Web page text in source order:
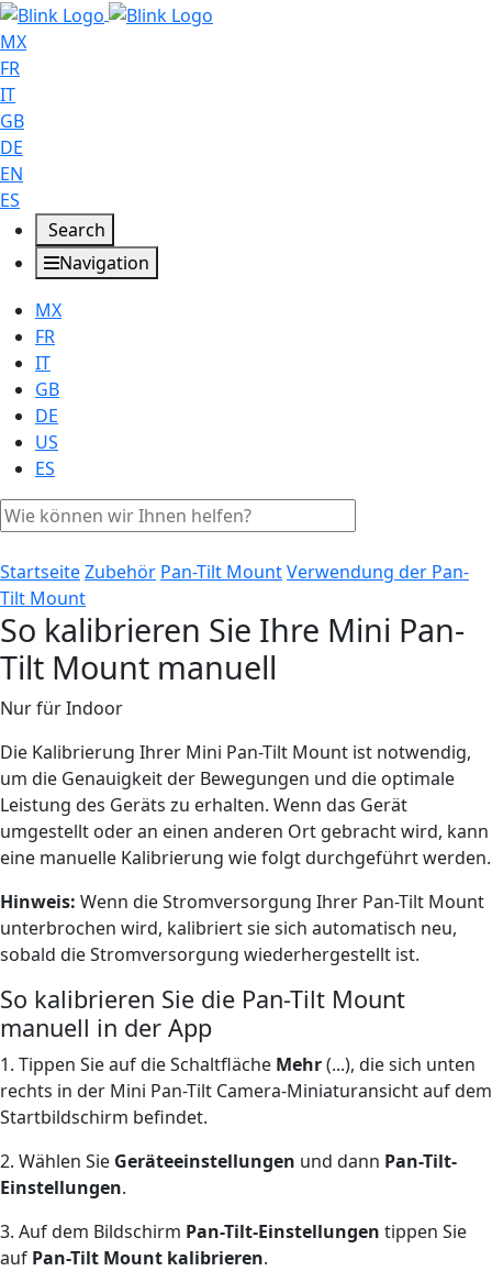
MX
FR
IT
GB
DE
EN
ES
Search
Navigation
MX
FR
IT
GB
DE
US
ES
StartseiteZubehör Pan-Tilt MountVerwendung der Pan-
Tilt Mount
So kalibrieren Sie Ihre Mini Pan-
Tilt Mount manuell
Nur für Indoor
Die Kalibrierung Ihrer Mini Pan-Tilt Mount ist notwendig,
um die Genauigkeit der Bewegungen und die optimale
Leistung des Geräts zu erhalten. Wenn das Gerät
umgestellt oder an einen anderen Ort gebracht wird, kann
eine manuelle Kalibrierung wie folgt durchgeführt werden.
Hinweis: Wenn die Stromversorgung Ihrer Pan-Tilt Mount
unterbrochen wird, kalibriert sie sich automatisch neu,
sobald die Stromversorgung wiederhergestellt ist.
So kalibrieren Sie die Pan-Tilt Mount
manuell in der App
1. Tippen Sie auf die Schaltfläche Mehr(...), die sich unten
rechts in der Mini Pan-Tilt Camera-Miniaturansicht auf dem
Startbildschirm befindet.
2. Wählen Sie Geräteeinstellungen und dann Pan-Tilt-
Einstellungen.
3. Auf dem Bildschirm Pan-Tilt-Einstellungen tippen Sie
auf Pan-Tilt Mount kalibrieren.